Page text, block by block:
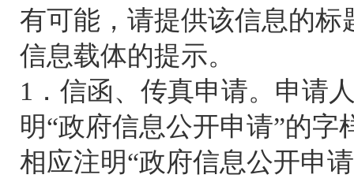
有可能，请提供该信息的
信息载体的提示。
1．信函、传真申请。申请
明“政府信息公开申请”的
相应注明“政府信息公开申